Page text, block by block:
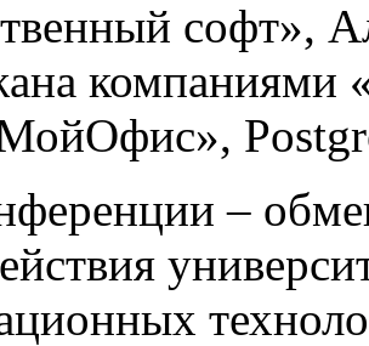
софт»,
компаниями
–